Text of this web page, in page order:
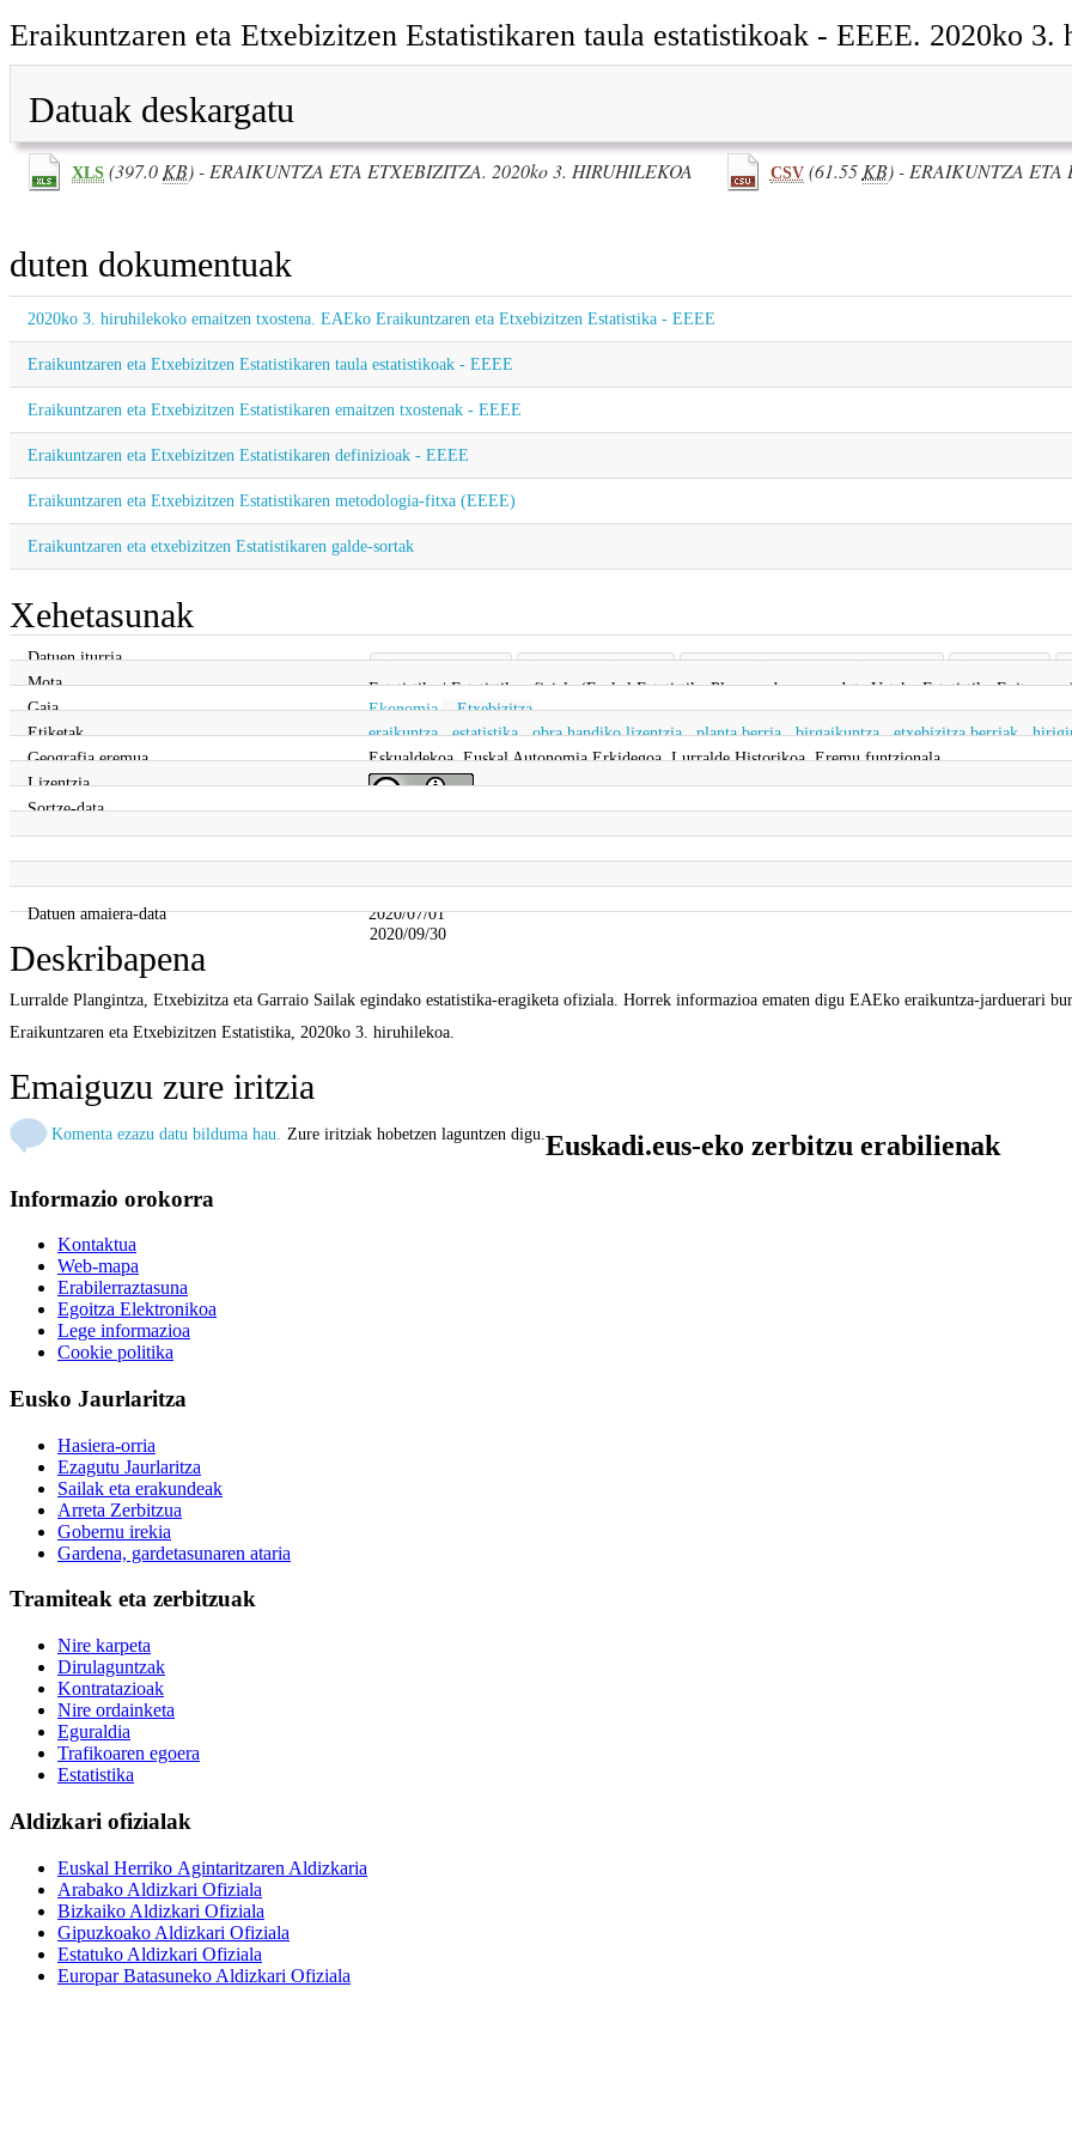
Eraikuntzaren eta Etxebizitzen Estatistikaren taula estatistikoak - EEEE. 2020ko 3.
Datuak deskargatu
XLS (397.0KB) - ERAIKUNTZA ETA ETXEBIZITZA. 2020ko 3. HIRUHILEKOA CSV (61.55KB) - ERAIKUNTZA ETA
duten dokumentuak
2020ko 3. hiruhilekoko emaitzen txostena. EAEko Eraikuntzaren eta Etxebizitzen Estatistika - EEEE
Eraikuntzaren eta Etxebizitzen Estatistikaren taula estatistikoak - EEEE
Eraikuntzaren eta Etxebizitzen Estatistikaren emaitzen txostenak - EEEE
Eraikuntzaren eta Etxebizitzen Estatistikaren definizioak - EEEE
Eraikuntzaren eta Etxebizitzen Estatistikaren metodologia-fitxa (EEEE)
Eraikuntzaren eta etxebizitzen Estatistikaren galde-sortak
Xehetasunak
Datuen iturria Eusko Jaurlaritza Estatistika Organoa Lurralde Plangintza eta Etxebizitza Etxebizitza
Mota
Estatistika | Estatistika ofiziala (Euskal Estatistika Planaren barruan edota Urteko Estatistika
Gaia
Ekonomia ,Etxebizitza
Etiketak
eraikuntza ,estatistika ,obra handiko lizentzia ,planta berria ,birgaikuntza ,etxebizitza berriak ,
Geografia eremua
Eskualdekoa, Euskal Autonomia Erkidegoa, Lurralde Historikoa, Eremu funtzionala
Lizentzia
Sortze-data
Aldizkotasun gabe
Datuen hasiera-data
2020/07/01
Datuen amaiera-data
2020/09/30
Deskribapena
Lurralde Plangintza, Etxebizitza eta Garraio Sailak egindako estatistika-eragiketa ofiziala. Horrek informazioa ematen digu EAEko eraikuntza-jarduerari
Eraikuntzaren eta Etxebizitzen Estatistika, 2020ko 3. hiruhilekoa.
Emaiguzu zure iritzia
Komenta ezazu datu bilduma hau. Zure iritziak hobetzen laguntzen digu. Euskadi.eus-eko zerbitzu erabilienak
Informazio orokorra
Kontaktua
Web-mapa
Erabilerraztasuna
Egoitza Elektronikoa
Lege informazioa
Cookie politika
Eusko Jaurlaritza
Hasiera-orria
Ezagutu Jaurlaritza
Sailak eta erakundeak
Arreta Zerbitzua
Gobernu irekia
Gardena, gardetasunaren ataria
Tramiteak eta zerbitzuak
Nire karpeta
Dirulaguntzak
Kontratazioak
Nire ordainketa
Eguraldia
Trafikoaren egoera
Estatistika
Aldizkari ofizialak
Euskal Herriko Agintaritzaren Aldizkaria
Arabako Aldizkari Ofiziala
Bizkaiko Aldizkari Ofiziala
Gipuzkoako Aldizkari Ofiziala
Estatuko Aldizkari Ofiziala
Europar Batasuneko Aldizkari Ofiziala